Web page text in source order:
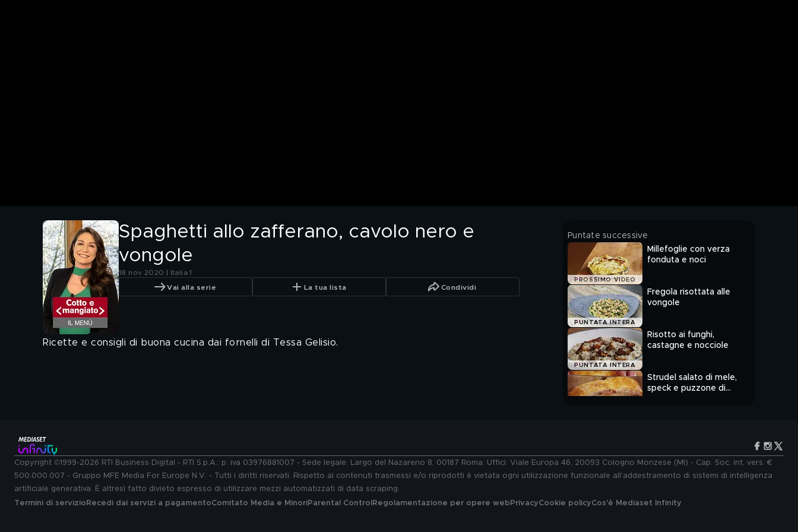
Spaghetti allo zafferano, cavolo nero e
vongole
18 nov 2020 | Italia 1
Vai alla serie La tua lista Condividi
Ricette e consigli di buona cucina dai fornelli di Tessa Gelisio.
Puntate successive
PROSSIMO VIDEO
Millefoglie con verza
fonduta e noci
PUNTATA INTERA
Fregola risottata alle
vongole
PUNTATA INTERA
Risotto ai funghi,
castagne e nocciole
Strudel salato di mele,
speck e puzzone di
Copyright ©1999-2026 RTI Business Digital - RTI S.p.A.: p. iva 03976881007 - Sede legale: Largo del Nazareno 8, 00187 Roma. Uffici: Viale Europa 46, 20093 Cologno Monzese (MI) - Cap. Soc. int. vers. €
500.000.007 - Gruppo MFE Media For Europe N.V. - Tutti i diritti riservati. Rispetto ai contenuti trasmessi e/o riprodotti è vietata ogni utilizzazione funzionale all'addestramento di sistemi di intelligenza
artificiale generativa. È altresì fatto divieto espresso di utilizzare mezzi automatizzati di data scraping.
Termini di servizio Recedi dai servizi a pagamentoComitato Media e MinoriParental Control Regolamentazione per opere web PrivacyCookie policyCos'è Mediaset Infinity